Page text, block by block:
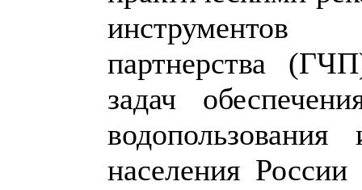
инструментов
партнерства
задач
населения